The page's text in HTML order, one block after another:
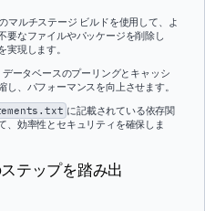
マルチステージ ビルドを使用して、よ
要なファイルやパッケージを削除し
現します。
データベースのプーリングとキャッシ
、パフォーマンスを向上させます。
に記載されている依存関
、効率性とセキュリティを確保しま
テップを踏み出